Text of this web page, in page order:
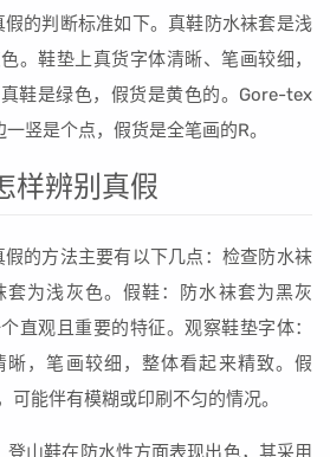
的判断标准如下。真鞋防水袜套是浅
。鞋垫上真货字体清晰、笔画较细，
鞋是绿色，假货是黄色的。Gore-tex
竖是个点，假货是全笔画的R。
样辨别真假
的方法主要有以下几点：检查防水袜
套为浅灰色。假鞋：防水袜套为黑灰
直观且重要的特征。观察鞋垫字体：
，笔画较细，整体看起来精致。假
可能伴有模糊或印刷不匀的情况。
山鞋在防水性方面表现出色，其采用